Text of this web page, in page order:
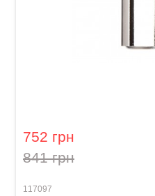
752 грн
841 грн
117097